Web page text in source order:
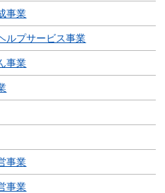
事業
ルプサービス事業
事業
事業
事業